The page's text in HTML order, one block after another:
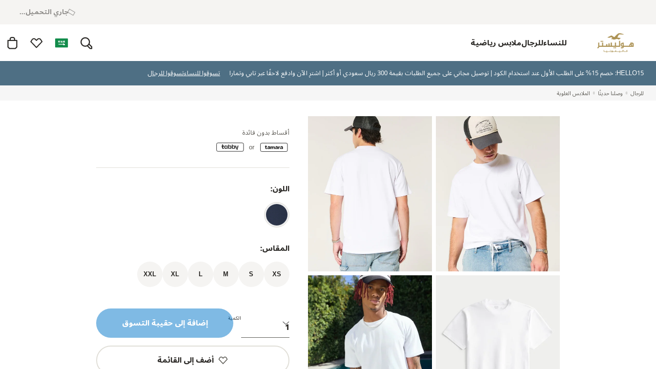
جاري التحميل...
للنساءللرجالملابس رياضية
HELLO15: خصم 15% على الطلب الأول عند استخدام الكود | توصيل مجاني على جميع الطلبات بقيمة 300 ريال سعودي أو أكثر | اشترِ الآن وادفع لاحقًا عبر تابي وتمارا تسوقوا للنساءتسوقوا للرجال
للرجال وصلنا حديثًا الملابس العلوية
أقساط بدون فائدة
اللون:
المقاس:
XS
S
M
L
XL
XXL
الكمية إضافة إلى حقيبة التسوق
أضف إلى القائمة